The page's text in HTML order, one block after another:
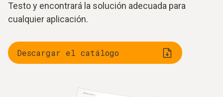
Testo y encontrará la solución adecuada para
cualquier aplicación.
Descargar el catálogo